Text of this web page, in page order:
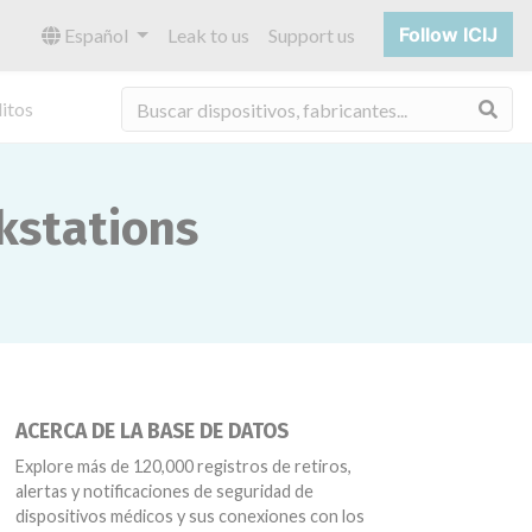
Español Leak to us Support us Follow ICIJ
ACERCA DE LA BASE DE DATOS
Explore más de 120,000 registros de retiros,
alertas y notificaciones de seguridad de
dispositivos médicos y sus conexiones con los